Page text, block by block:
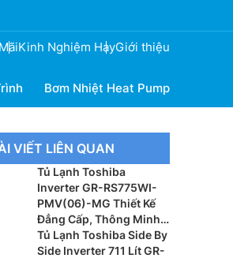
Kinh Nghiệm HayGiới thiệu
Bơm Nhiệt Heat Pump
VIẾT LIÊN QUAN
Tủ Lạnh Toshiba
Inverter GR-RS775WI-
PMV(06)-MG Thiết Kế
Đẳng Cấp, Thông Minh
Cho Gia Đình Hiện Đại
Tủ Lạnh Toshiba Side By
Side Inverter 711 Lít GR-